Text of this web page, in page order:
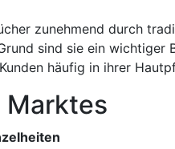
zunehmend durch
sind sie ein
häufig in ihrer
Marktes